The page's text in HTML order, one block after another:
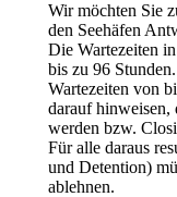
Wir möchten Sie
den Seehäfen
Die Wartezeiten
bis zu 96
Wartezeiten von
darauf hinweisen,
werden bzw.
Für alle daraus
und Detention)
ablehnen.